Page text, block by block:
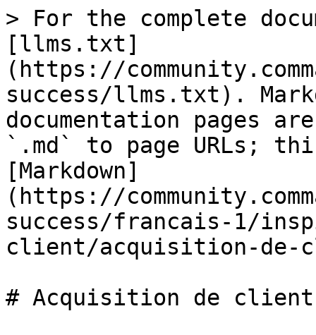
> For the complete
[llms.txt]
(https://
success/llms.txt).
documentation pages
`.md` to page URLs;
[Markdown]
(https://
success/francais-1/
client/acquisition-de-
# Acquisition de